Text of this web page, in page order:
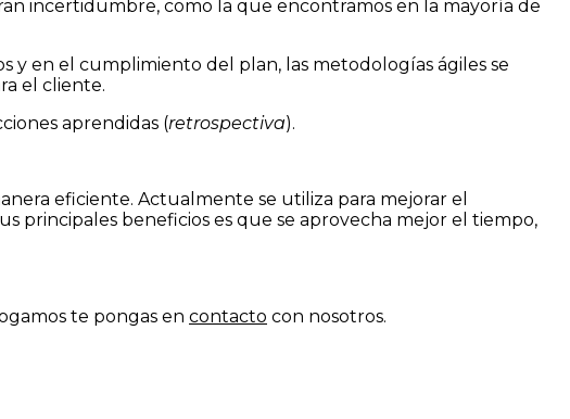
incertidumbre, como la que encontramos en la mayoría de
y en el cumplimiento del plan, las metodologías ágiles se
el cliente.
aprendidas (retrospectiva).
eficiente. Actualmente se utiliza para mejorar el
principales beneficios es que se aprovecha mejor el tiempo,
te pongas en contacto con nosotros.